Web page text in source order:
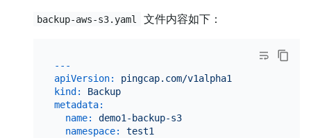
backup-aws-s3.yaml 文件内容如下：
---
apiVersion:
pingcap.com/v1alpha1
kind:
Backup
metadata:
name:
demo1-backup-s3
namespace:
test1